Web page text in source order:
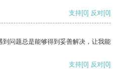
支持[0] 反对[0]
问题总是能够得到妥善解决，让我能
支持[0] 反对[0]